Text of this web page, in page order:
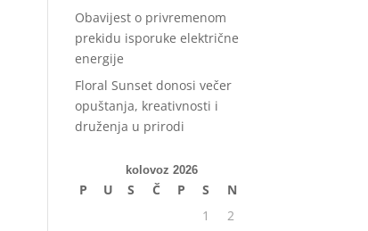
Obavijest o privremenom
prekidu isporuke električne
energije
Floral Sunset donosi večer
opuštanja, kreativnosti i
druženja u prirodi
kolovoz 2026
P U S Č P S
N
1
2